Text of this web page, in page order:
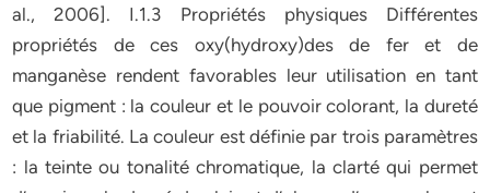
al., 2006]. I.1.3 Propriétés physiques Différentes
propriétés de ces oxy(hydroxy)des de fer et de
manganèse rendent favorables leur utilisation en tant
que pigment : la couleur et le pouvoir colorant, la dureté
et la friabilité. La couleur est définie par trois paramètres
: la teinte ou tonalité chromatique, la clarté qui permet